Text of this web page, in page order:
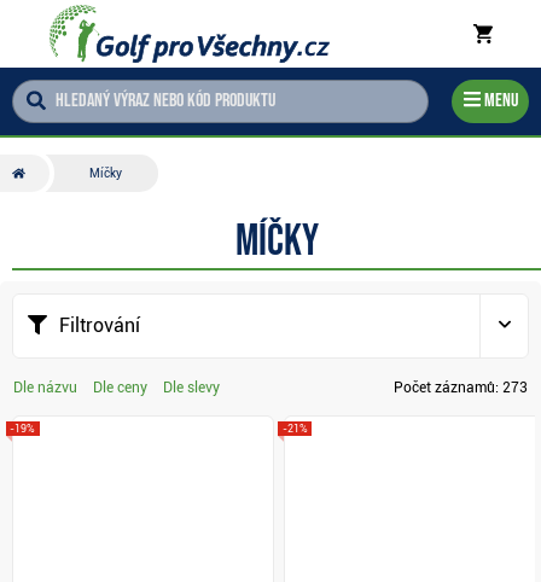
Menu
Míčky
Míčky
Filtrování
Dle názvu Dle ceny Dle slevy Počet záznamů: 273
-19% -21%